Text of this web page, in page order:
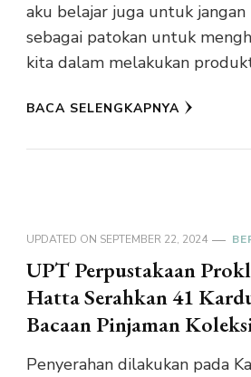
aku belajar juga untuk
sebagai patokan untuk
kita dalam melakukan
BACA SELENGKAPNYA
UPDATED ON SEPTEMBER 22, 2024
UPT Perpustakaan
Hatta Serahkan 41
Bacaan Pinjaman
Penyerahan dilakukan pada